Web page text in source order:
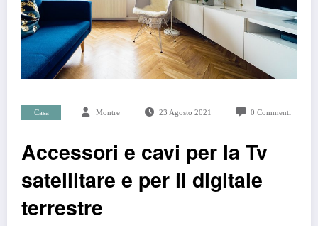
Casa Montre 23 Agosto 2021 0 Commenti
Accessori e cavi per la Tv
satellitare e per il digitale
terrestre